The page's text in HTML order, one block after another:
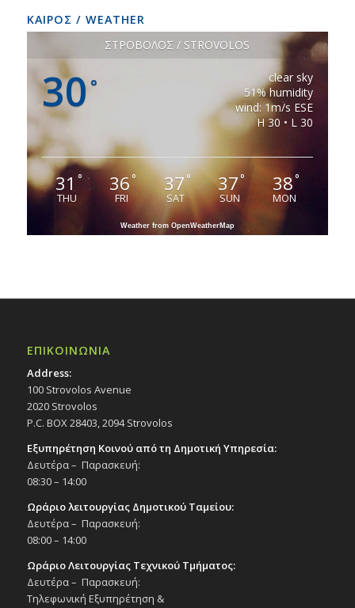
ΚΑΙΡΟΣ / WEATHER
ΣΤΡΟΒΟΛΟΣ / STROVOLOS
30 °
clear sky
51% humidity
wind: 1m/s ESE
H 30 • L 30
31 °
THU
36°
FRI
37°
SAT
37°
SUN
38°
MON
Weather from OpenWeatherMap
ΕΠΙΚΟΙΝΩΝΙΑ
Address:
100 Strovolos Avenue
2020 Strovolos
P.C. BOX 28403, 2094 Strovolos
Εξυπηρέτηση Κοινού από τη Δημοτική Υπηρεσία:
Δευτέρα – Παρασκευή:
08:30 – 14:00
Ωράριο λειτουργίας Δημοτικού Ταμείου:
Δευτέρα – Παρασκευή:
08:00 – 14:00
Ωράριο Λειτουργίας Τεχνικού Τμήματος:
Δευτέρα – Παρασκευή:
Τηλεφωνική Εξυπηρέτηση &